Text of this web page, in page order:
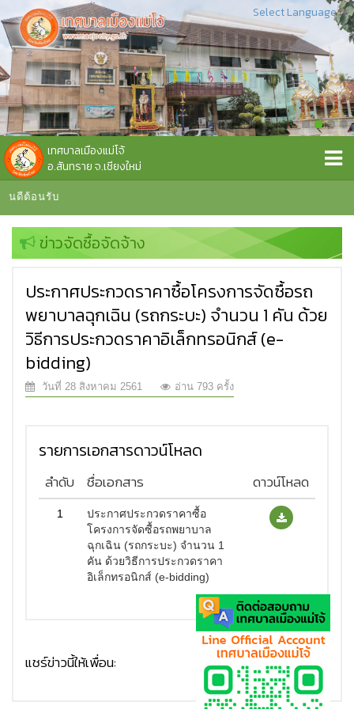
เทศบาลเมืองแม่โจ้
อ.สันทราย จ.เชียงใหม่
นดีต้อนรับ
Select Language▼
ข่าวจัดซื้อจัดจ้าง
ประกาศประกวดราคาซื้อโครงการจัดซื้อรถ
พยาบาลฉุกเฉิน (รถกระบะ) จำนวน 1 คัน ด้วย
วิธีการประกวดราคาอิเล็กทรอนิกส์ (e-
bidding)
วันที่ 28 สิงหาคม 2561 อ่าน 793 ครั้ง
รายการเอกสารดาวน์โหลด
ลำดับ ชื่อเอกสาร ดาวน์โหลด
1
ประกาศประกวดราคาซื้อ
โครงการจัดซื้อรถพยาบาล
ฉุกเฉิน (รถกระบะ) จำนวน 1
คัน ด้วยวิธีการประกวดราคา
อิเล็กทรอนิกส์ (e-bidding)
แชร์ข่าวนี้ให้เพื่อน: